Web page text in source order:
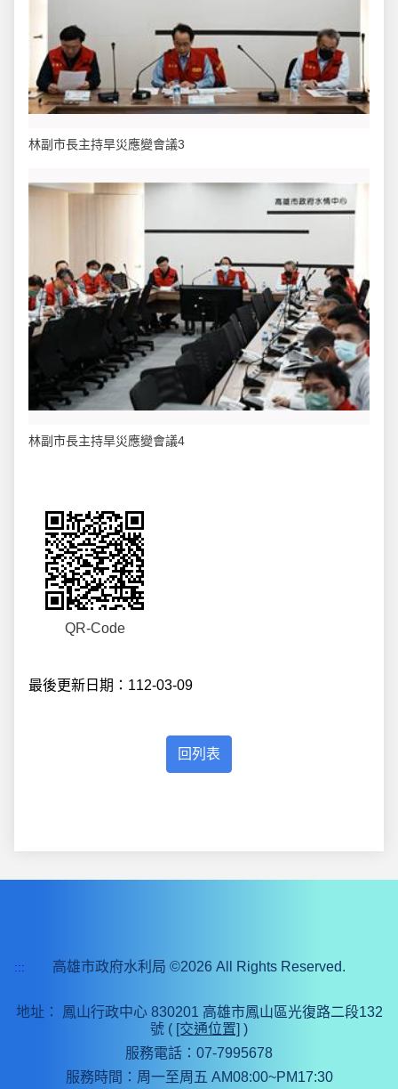
林副市長主持旱災應變會議3
林副市長主持旱災應變會議4
QR-Code
最後更新日期：112-03-09
::: 高雄市政府水利局 ©2026 All Rights Reserved.
地址：
鳳山行政中心 830201 高雄市鳳山區光復路二段132
號 ( [交通位置] )
服務電話：07-7995678
服務時間：周一至周五 AM08:00~PM17:30